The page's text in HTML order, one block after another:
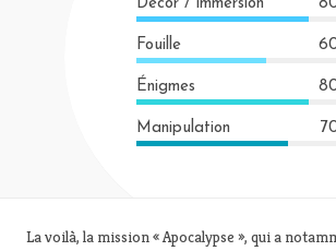
Décor / immersion
Fouille
Énigmes
Manipulation
La voilà, la mission « Apocalypse », qui a